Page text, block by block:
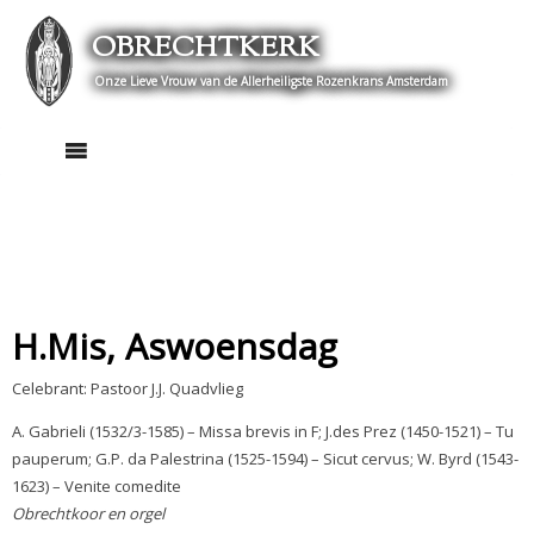
content
OBRECHTKERK
Onze Lieve Vrouw van de Allerheiligste Rozenkrans Amsterdam
H.Mis, Aswoensdag
Celebrant: Pastoor J.J. Quadvlieg
A. Gabrieli (1532/3-1585) – Missa brevis in F; J.des Prez (1450-1521) – Tu
pauperum; G.P. da Palestrina (1525-1594) – Sicut cervus; W. Byrd (1543-
1623) – Venite comedite
Obrechtkoor en orgel